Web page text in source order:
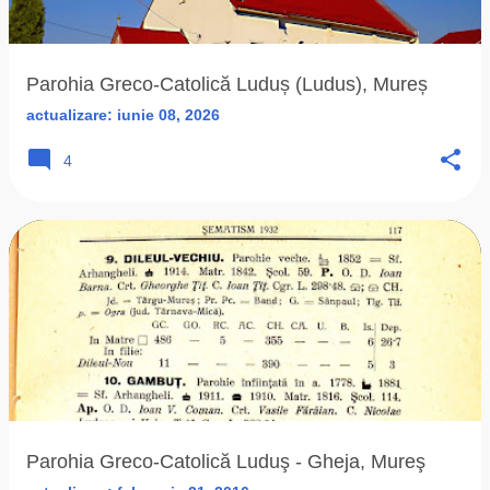
r
Parohia Greco-Catolică Luduș (Ludus), Mureș
actualizare: iunie 08, 2026
4
Parohia Greco-Catolică Luduş - Gheja, Mureş